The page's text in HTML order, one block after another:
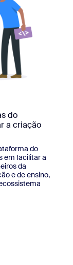
do
a criação
do
em facilitar a
da
e de ensino,